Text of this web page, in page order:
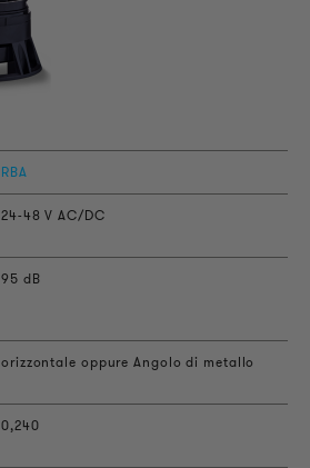
RBA
24-48 V AC/DC
95 dB
orizzontale oppure Angolo di metallo
0,240